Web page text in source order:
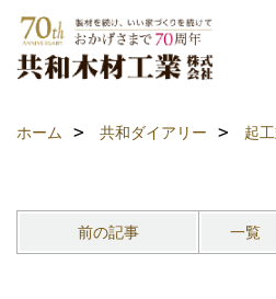
ホーム 共和ダイアリー 起
前の記事 一覧